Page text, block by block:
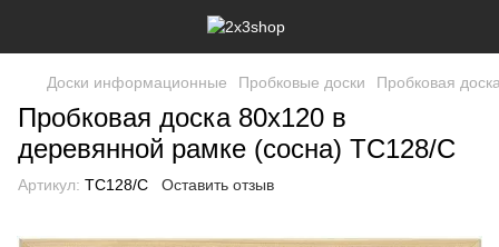
Доски информационные Пробковые доски Пробковая
Пробковая доска 80x120 в
деревянной рамке (сосна) TC128/C
Артикул: TC128/C Оставить отзыв